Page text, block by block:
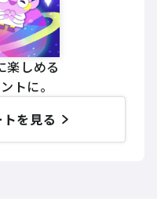
楽しめる
トに。
を見る